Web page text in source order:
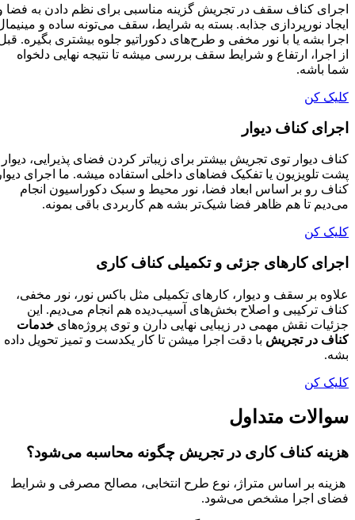
اجرای کناف سقف در تجریش گزینه مناسبی برای نظم دادن به فضا و
ایجاد نورپردازی جذابه. بسته به شرایط، سقف می‌تونه ساده و مینیمال
اجرا بشه یا با نور مخفی و طرح‌های دکوراتیو جلوه بیشتری بگیره. قبل
از اجرا، ارتفاع و شرایط سقف بررسی میشه تا نتیجه نهایی دلخواه
شما باشه.
کلیک کن
اجرای کناف دیوار
کناف دیوار توی تجریش بیشتر برای زیباتر کردن فضای پذیرایی، دیوار
پشت تلویزیون یا تفکیک فضاهای داخلی استفاده میشه. ما اجرای دیوار
کناف رو بر اساس ابعاد فضا، نور محیط و سبک دکوراسیون انجام
می‌دیم تا هم ظاهر فضا شیک‌تر بشه هم کاربردی باقی بمونه.
کلیک کن
اجرای کارهای جزئی و تکمیلی کناف کاری
علاوه بر سقف و دیوار، کارهای تکمیلی مثل باکس نور، نور مخفی،
کناف ترکیبی و اصلاح بخش‌های آسیب‌دیده هم انجام می‌دیم. این
جزئیات نقش مهمی در زیبایی نهایی دارن و توی پروژه‌هایخدمات
کناف در تجریش با دقت اجرا میشن تا کار یکدست و تمیز تحویل داده
بشه.
کلیک کن
سوالات متداول
هزینه کناف کاری در تجریش چگونه محاسبه می‌شود؟
هزینه بر اساس متراژ، نوع طرح انتخابی، مصالح مصرفی و شرایط
فضای اجرا مشخص می‌شود.